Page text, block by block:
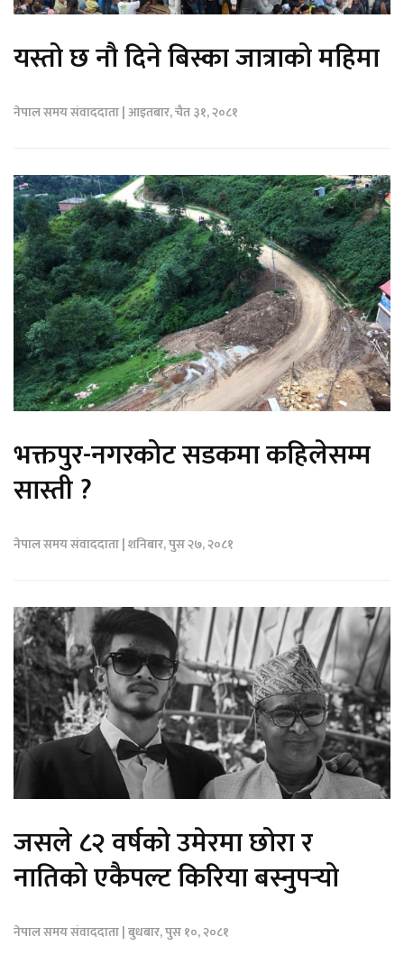
यस्तो छ नौ दिने बिस्का जात्राको महिमा
नेपाल समय संवाददाता | आइतबार, चैत ३१, २०८१
भक्तपुर-नगरकोट सडकमा कहिलेसम्म
सास्ती ?
नेपाल समय संवाददाता | शनिबार, पुस २७, २०८१
जसले ८२ वर्षको उमेरमा छोरा र
नातिको एकैपल्ट किरिया बस्नुपर्‍यो
नेपाल समय संवाददाता | बुधबार, पुस १०, २०८१